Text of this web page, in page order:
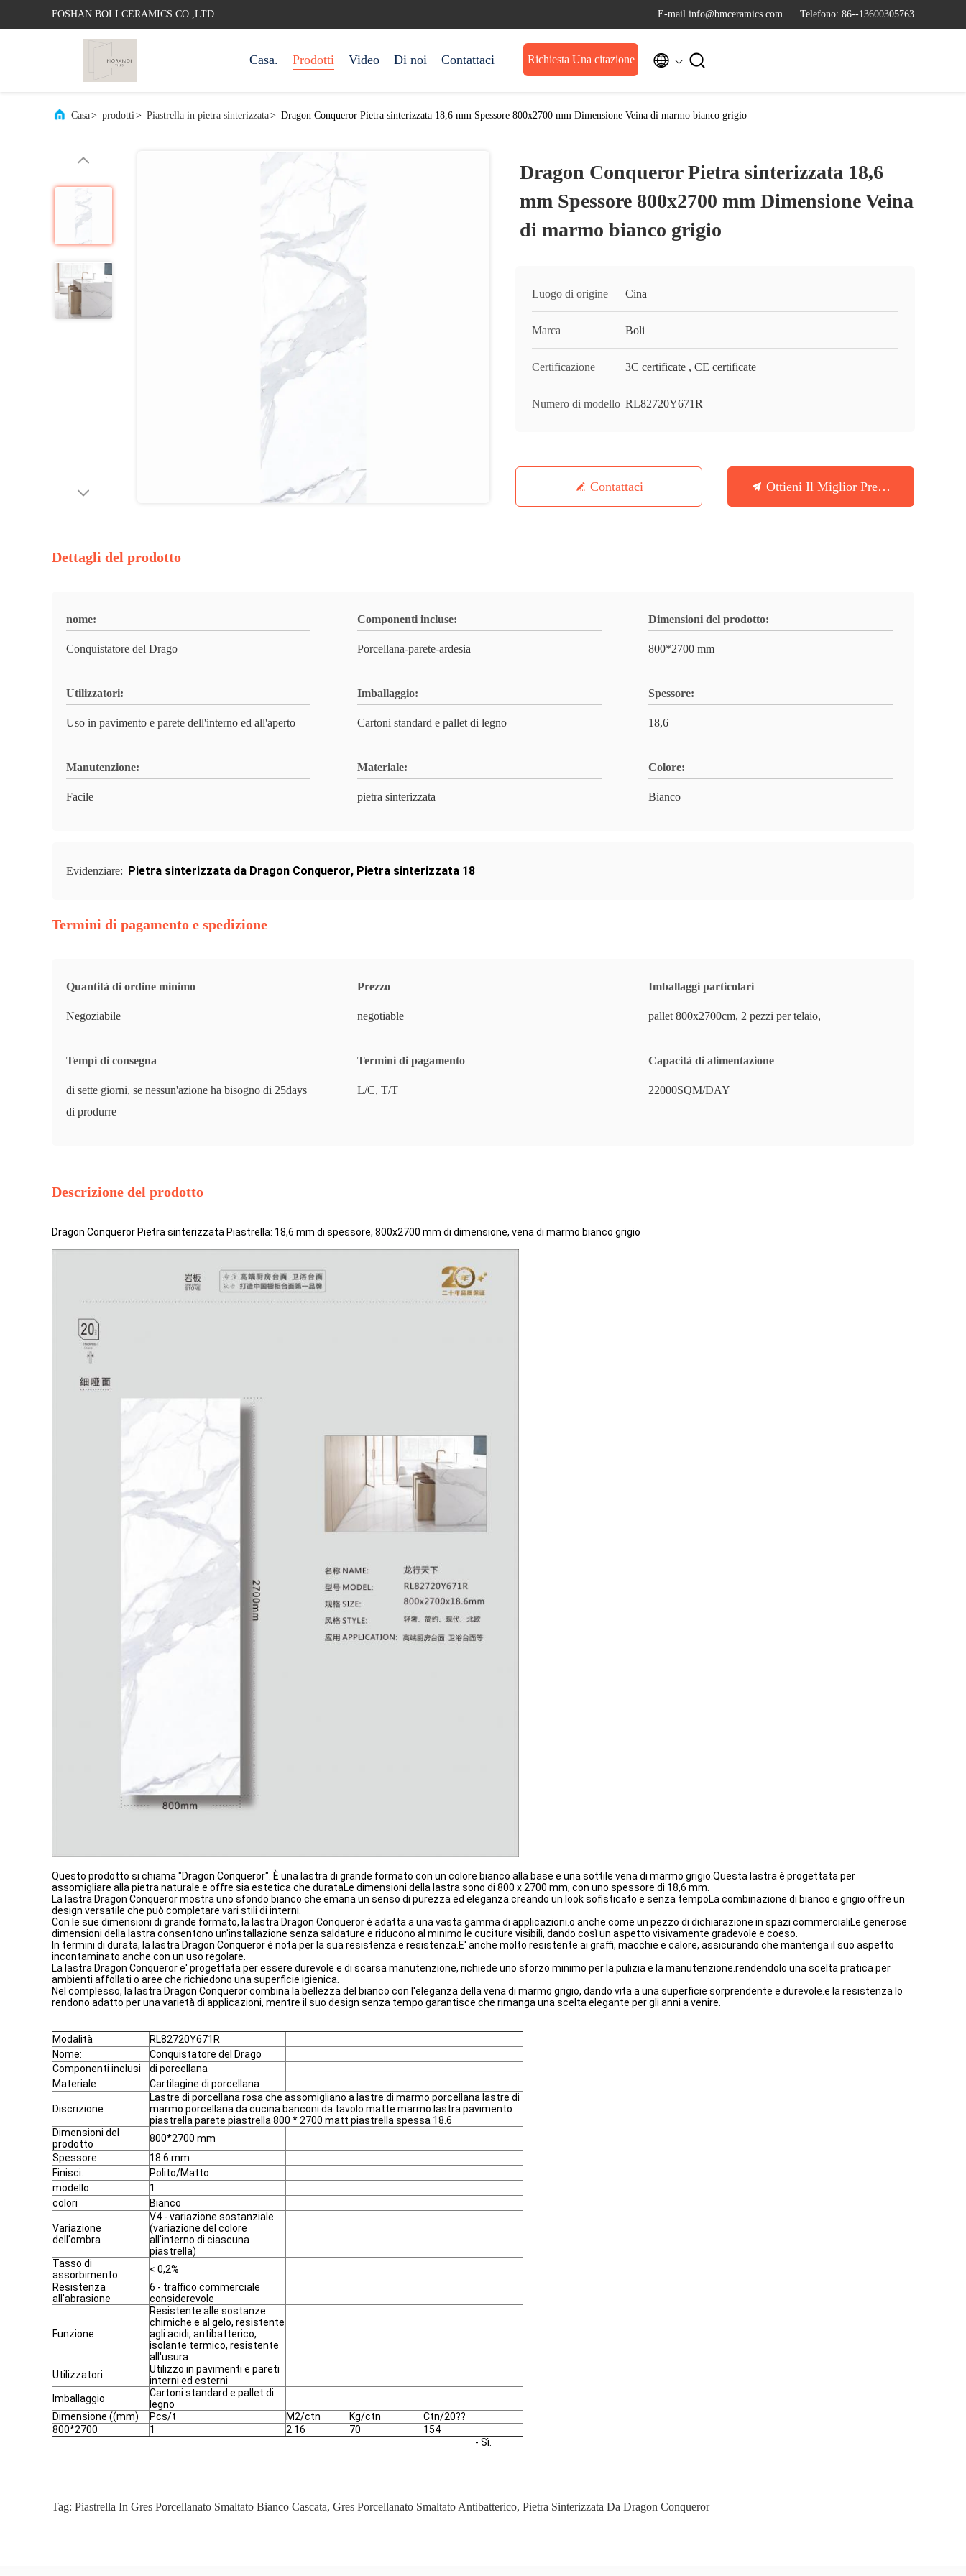
FOSHAN BOLI CERAMICS CO.,LTD. E-mail info@bmceramics.com Telefono: 86--13600305763
Casa. Prodotti Video Di noi Contattaci Richiesta Una citazione  
Casa> prodotti> Piastrella in pietra sinterizzata> Dragon Conqueror Pietra sinterizzata 18,6 mm Spessore 800x2700 mm Dimensione Veina di marmo bianco grigio
Dragon Conqueror Pietra sinterizzata 18,6
mm Spessore 800x2700 mm Dimensione Veina
di marmo bianco grigio
Luogo di origine Cina
Marca Boli
Certificazione 3C certificate , CE certificate
Numero di modello RL82720Y671R
Contattaci Ottieni Il Miglior Prezzo
Dettagli del prodotto
nome:
Conquistatore del Drago
Componenti incluse:
Porcellana-parete-ardesia
Dimensioni del prodotto:
800*2700 mm
Utilizzatori:
Uso in pavimento e parete dell'interno ed all'aperto
Imballaggio:
Cartoni standard e pallet di legno
Spessore:
18,6
Manutenzione:
Facile
Materiale:
pietra sinterizzata
Colore:
Bianco
Evidenziare: Pietra sinterizzata da Dragon Conqueror, Pietra sinterizzata 18
Termini di pagamento e spedizione
Quantità di ordine minimo
Negoziabile
Prezzo
negotiable
Imballaggi particolari
pallet 800x2700cm, 2 pezzi per telaio,
Tempi di consegna
di sette giorni, se nessun'azione ha bisogno di 25days
di produrre
Termini di pagamento
L/C, T/T
Capacità di alimentazione
22000SQM/DAY
Descrizione del prodotto
Dragon Conqueror Pietra sinterizzata Piastrella: 18,6 mm di spessore, 800x2700 mm di dimensione, vena di marmo bianco grigio
Questo prodotto si chiama "Dragon Conqueror". È una lastra di grande formato con un colore bianco alla base e una sottile vena di marmo grigio.Questa lastra è progettata per
assomigliare alla pietra naturale e offre sia estetica che durataLe dimensioni della lastra sono di 800 x 2700 mm, con uno spessore di 18,6 mm.
La lastra Dragon Conqueror mostra uno sfondo bianco che emana un senso di purezza ed eleganza.creando un look sofisticato e senza tempoLa combinazione di bianco e grigio offre un
design versatile che può completare vari stili di interni.
Con le sue dimensioni di grande formato, la lastra Dragon Conqueror è adatta a una vasta gamma di applicazioni.o anche come un pezzo di dichiarazione in spazi commercialiLe generose
dimensioni della lastra consentono un'installazione senza saldature e riducono al minimo le cuciture visibili, dando così un aspetto visivamente gradevole e coeso.
In termini di durata, la lastra Dragon Conqueror è nota per la sua resistenza e resistenza.E' anche molto resistente ai graffi, macchie e calore, assicurando che mantenga il suo aspetto
incontaminato anche con un uso regolare.
La lastra Dragon Conqueror e' progettata per essere durevole e di scarsa manutenzione, richiede uno sforzo minimo per la pulizia e la manutenzione.rendendolo una scelta pratica per
ambienti affollati o aree che richiedono una superficie igienica.
Nel complesso, la lastra Dragon Conqueror combina la bellezza del bianco con l'eleganza della vena di marmo grigio, dando vita a una superficie sorprendente e durevole.e la resistenza lo
rendono adatto per una varietà di applicazioni, mentre il suo design senza tempo garantisce che rimanga una scelta elegante per gli anni a venire.
Modalità
RL82720Y671R
Nome:
Conquistatore del Drago
Componenti inclusi
di porcellana
Materiale
Cartilagine di porcellana
Discrizione
Lastre di porcellana rosa che assomigliano a lastre di marmo porcellana lastre di
marmo porcellana da cucina banconi da tavolo matte marmo lastra pavimento
piastrella parete piastrella 800 * 2700 matt piastrella spessa 18.6
Dimensioni del
prodotto
800*2700 mm
Spessore
18.6 mm
Finisci.
Polito/Matto
modello
1
colori
Bianco
Variazione
dell'ombra
V4 - variazione sostanziale
(variazione del colore
all'interno di ciascuna
piastrella)
Tasso di
assorbimento
< 0,2%
Resistenza
all'abrasione
6 - traffico commerciale
considerevole
Funzione
Resistente alle sostanze
chimiche e al gelo, resistente
agli acidi, antibatterico,
isolante termico, resistente
all'usura
Utilizzatori
Utilizzo in pavimenti e pareti
interni ed esterni
Imballaggio
Cartoni standard e pallet di
legno
Dimensione ((mm)
Pcs/t M2/ctn Kg/ctn
Ctn/20??
800*2700
1 2.16 70
154
- Sì.
Tag: Piastrella In Gres Porcellanato Smaltato Bianco Cascata, Gres Porcellanato Smaltato Antibatterico, Pietra Sinterizzata Da Dragon Conqueror